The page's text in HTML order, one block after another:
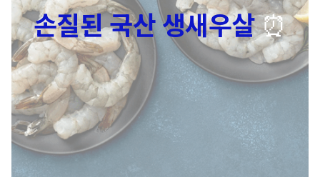
손질된 국산 생새우살⏰